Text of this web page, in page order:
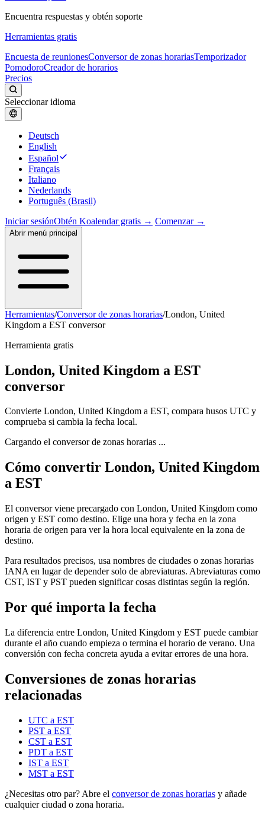
Encuentra respuestas y obtén soporte
Herramientas gratis
Encuesta de reunionesConversor de zonas horariasTemporizador
PomodoroCreador de horarios
Precios
Seleccionar idioma
Deutsch
English
Español
Français
Italiano
Nederlands
Português (Brasil)
Iniciar sesiónObtén Koalendar gratis → Comenzar →
Abrir menú principal
Herramientas/Conversor de zonas horarias/London, United
Kingdom a EST conversor
Herramienta gratis
London, United Kingdom a EST
conversor
Convierte London, United Kingdom a EST, compara husos UTC y
comprueba si cambia la fecha local.
Cargando el conversor de zonas horarias ...
Cómo convertir London, United Kingdom
a EST
El conversor viene precargado con London, United Kingdom como
origen y EST como destino. Elige una hora y fecha en la zona
horaria de origen para ver la hora local equivalente en la zona de
destino.
Para resultados precisos, usa nombres de ciudades o zonas horarias
IANA en lugar de depender solo de abreviaturas. Abreviaturas como
CST, IST y PST pueden significar cosas distintas según la región.
Por qué importa la fecha
La diferencia entre London, United Kingdom y EST puede cambiar
durante el año cuando empieza o termina el horario de verano. Una
conversión con fecha concreta ayuda a evitar errores de una hora.
Conversiones de zonas horarias
relacionadas
UTC a EST
PST a EST
CST a EST
PDT a EST
IST a EST
MST a EST
¿Necesitas otro par? Abre el conversor de zonas horarias y añade
cualquier ciudad o zona horaria.